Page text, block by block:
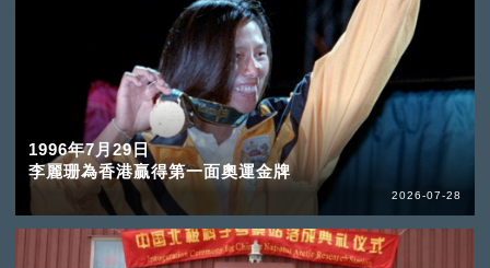
1996年7月29日
李麗珊為香港贏得第一面奧運金牌
2026-07-28